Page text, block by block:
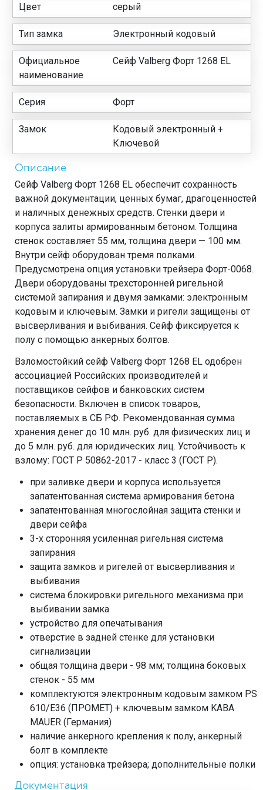
Цвет серый
Тип замка Электронный кодовый
Официальное
наименование
Сейф Valberg Форт 1268 EL
Серия Форт
Замок
Кодовый электронный +
Ключевой
Описание
Сейф Valberg Форт 1268 EL обеспечит сохранность
важной документации, ценных бумаг, драгоценностей
и наличных денежных средств. Стенки двери и
корпуса залиты армированным бетоном. Толщина
стенок составляет 55 мм, толщина двери — 100 мм.
Внутри сейф оборудован тремя полками.
Предусмотрена опция установки трейзера Форт-0068.
Двери оборудованы трехсторонней ригельной
системой запирания и двумя замками: электронным
кодовым и ключевым. Замки и ригели защищены от
высверливания и выбивания. Сейф фиксируется к
полу с помощью анкерных болтов.
Взломостойкий сейф Valberg Форт 1268 EL одобрен
ассоциацией Российских производителей и
поставщиков сейфов и банковских систем
безопасности. Включен в список товаров,
поставляемых в СБ РФ. Рекомендованная сумма
хранения денег до 10 млн. руб. для физических лиц и
до 5 млн. руб. для юридических лиц. Устойчивость к
взлому: ГОСТ Р 50862-2017 - класс 3 (ГОСТ Р).
при заливке двери и корпуса используется
запатентованная система армирования бетона
запатентованная многослойная защита стенки и
двери сейфа
3-х сторонняя усиленная ригельная система
запирания
защита замков и ригелей от высверливания и
выбивания
система блокировки ригельного механизма при
выбивании замка
устройство для опечатывания
отверстие в задней стенке для установки
сигнализации
общая толщина двери - 98 мм; толщина боковых
стенок - 55 мм
комплектуются электронным кодовым замком PS
610/E36 (ПРОМЕТ) + ключевым замком KABA
MAUER (Германия)
наличие анкерного крепления к полу, анкерный
болт в комплекте
опция: установка трейзера; дополнительные полки
Документация